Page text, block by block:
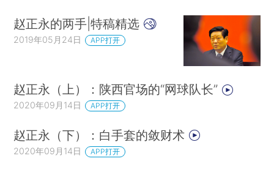
赵正永的两手|特稿精选
2019年05月24日 APP打开
赵正永（上）：陕西官场的“网球队长”
2020年09月14日 APP打开
赵正永（下）：白手套的敛财术
2020年09月14日 APP打开